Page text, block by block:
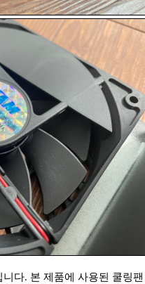
다. 본 제품에 사용된 쿨링팬